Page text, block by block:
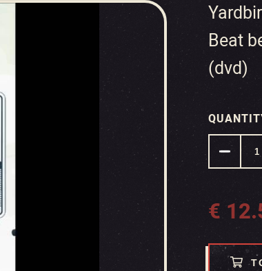
Beat
(dvd)
€